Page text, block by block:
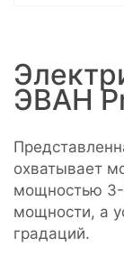
ЭВАН
охватывает
мощностью 3-
мощности, а
градаций.